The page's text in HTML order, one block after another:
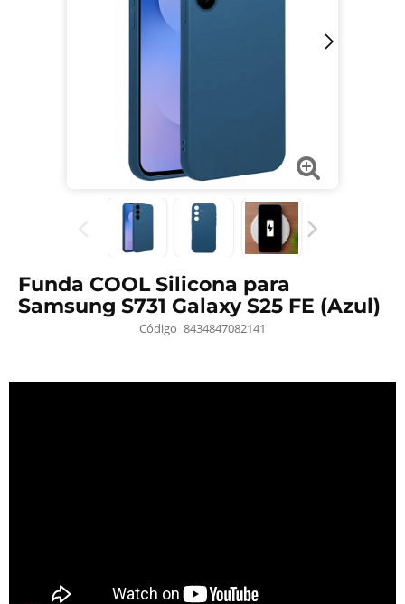
Funda COOL Silicona para
Samsung S731 Galaxy S25 FE (Azul)
Código 8434847082141